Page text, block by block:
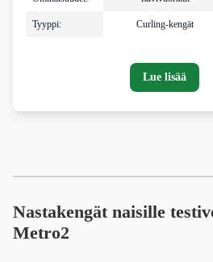
Tyyppi: Curling-kengät
Lue lisää
Nastakengät naisille
Metro2